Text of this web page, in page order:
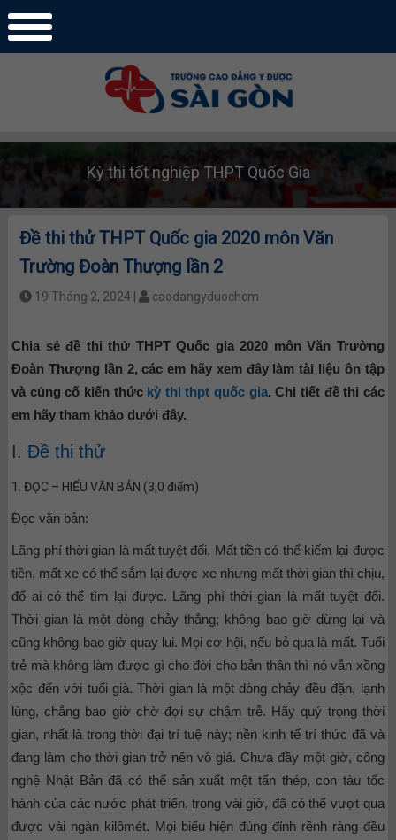
Kỳ thi tốt nghiệp THPT Quốc Gia
Đề thi thử THPT Quốc gia 2020 môn Văn
Trường Đoàn Thượng lần 2
19 Tháng 2, 2024 | caodangyduochcm
Chia sẻ đề thi thử THPT Quốc gia 2020 môn Văn Trường
Đoàn Thượng lần 2, các em hãy xem đây làm tài liệu ôn tập
và củng cố kiến thức kỳ thi thpt quốc gia. Chi tiết đề thi các
em hãy tham khảo dưới đây.
I. Đề thi thử
1. ĐỌC – HIỂU VĂN BẢN (3,0 điểm)
Đọc văn bản:
Lãng phí thời gian là mất tuyệt đối. Mất tiền có thể kiếm lại được
tiền, mất xe có thể sắm lại được xe nhưng mất thời gian thì chịu,
đố ai có thể tìm lại được. Lãng phí thời gian là mất tuyệt đối.
Thời gian là một dòng chảy thẳng; không bao giờ dừng lại và
cũng không bao giờ quay lui. Mọi cơ hội, nếu bỏ qua là mất. Tuổi
trẻ mà không làm được gì cho đời cho bản thân thì nó vẫn xồng
xộc đến với tuổi già. Thời gian là một dòng chảy đều đặn, lạnh
lùng, chẳng bao giờ chờ đợi sự chậm trễ. Hãy quý trọng thời
gian, nhất là trong thời đại trí tuệ này; nền kinh tế trí thức đã và
đang làm cho thời gian trở nên vô giá. Chưa đầy một giờ, công
nghệ Nhật Bản đã có thể sản xuất một tấn thép, con tàu tốc
hành của các nước phát triển, trong vài giờ, đã có thể vượt qua
được vài ngàn kilômét. Mọi biểu hiện đủng đỉnh rềnh ràng đều